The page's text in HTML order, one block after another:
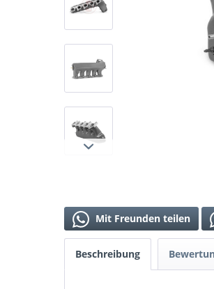
Mit Freunden teilen
Beschreibung